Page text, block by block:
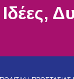
Ιδέες,